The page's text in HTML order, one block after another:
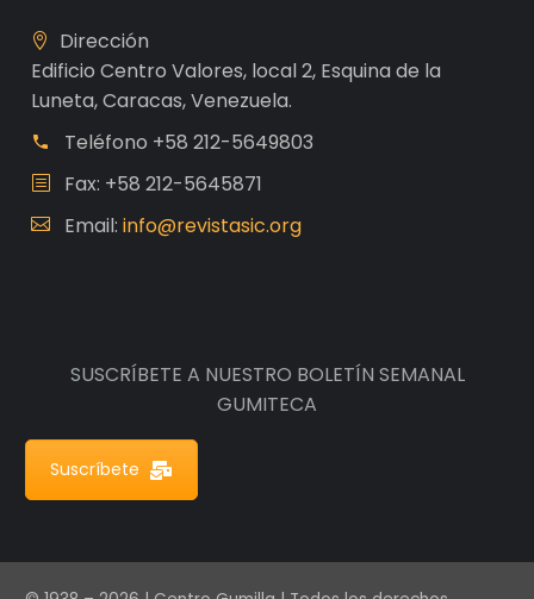
Dirección
Edificio Centro Valores, local 2, Esquina de la
Luneta, Caracas, Venezuela.
Teléfono +58 212-5649803
Fax: +58 212-5645871
Email: info@revistasic.org
SUSCRÍBETE A NUESTRO BOLETÍN SEMANAL
GUMITECA
Suscríbete